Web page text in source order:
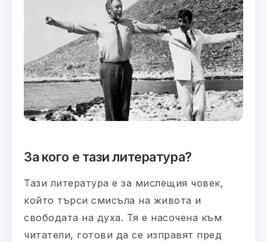
За кого е тази литература?
Тази литература е за мислещия човек,
който търси смисъла на живота и
свободата на духа. Тя е насочена към
читатели, готови да се изправят пред